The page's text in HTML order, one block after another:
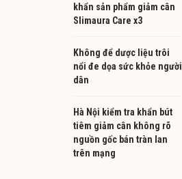
khẩn sản phẩm giảm cân
Slimaura Care x3
Không để dược liệu trôi
nổi đe dọa sức khỏe người
dân
Hà Nội kiểm tra khẩn bút
tiêm giảm cân không rõ
nguồn gốc bán tràn lan
trên mạng